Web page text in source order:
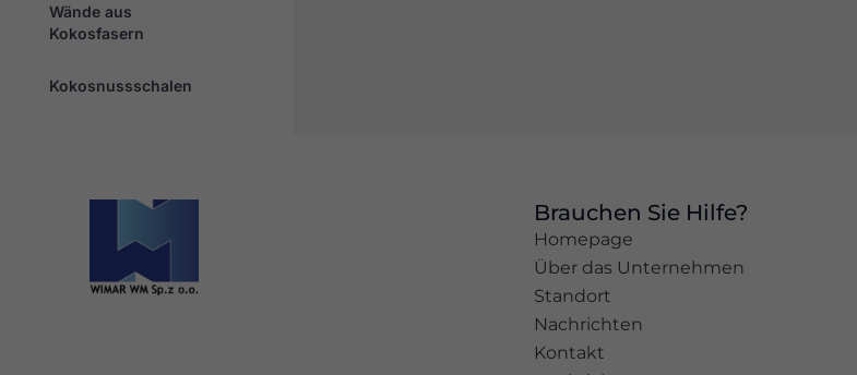
Wände aus
Kokosfasern
Kokosnussschalen
Brauchen Sie Hilfe?
Homepage
Über das Unternehmen
Standort
Nachrichten
Kontakt